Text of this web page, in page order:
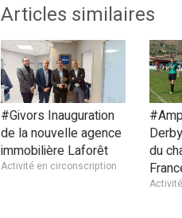
Articles similaires
#Givors Inauguration
de la nouvelle agence
immobilière Laforêt
Activité en circonscription
du